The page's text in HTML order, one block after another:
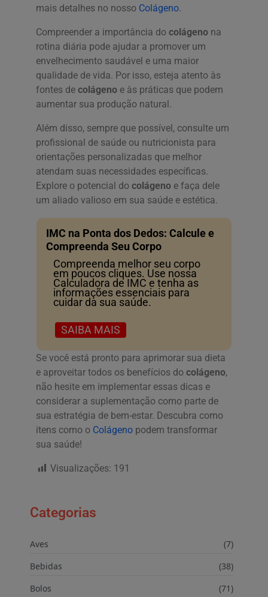
mais detalhes no nosso Colágeno.
Compreender a importância do colágeno na
rotina diária pode ajudar a promover um
envelhecimento saudável e uma maior
qualidade de vida. Por isso, esteja atento às
fontes de colágeno e às práticas que podem
aumentar sua produção natural.
Além disso, sempre que possível, consulte um
profissional de saúde ou nutricionista para
orientações personalizadas que melhor
atendam suas necessidades específicas.
Explore o potencial do colágeno e faça dele
um aliado valioso em sua saúde e estética.
IMC na Ponta dos Dedos: Calcule e
Compreenda Seu Corpo
Compreenda melhor seu corpo
em poucos cliques. Use nossa
Calculadora de IMC e tenha as
informações essenciais para
cuidar da sua saúde.
SAIBA MAIS
Se você está pronto para aprimorar sua dieta
e aproveitar todos os benefícios do colágeno,
não hesite em implementar essas dicas e
considerar a suplementação como parte de
sua estratégia de bem-estar. Descubra como
itens como o Colágeno podem transformar
sua saúde!
Visualizações: 191
Categorias
Aves
(7)
Bebidas
(38)
Bolos
(71)